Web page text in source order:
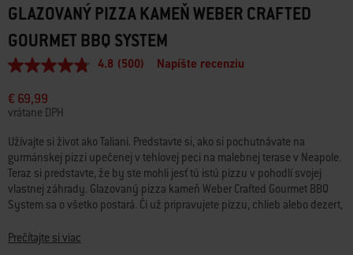
GLAZOVANÝ PIZZA KAMEŇ WEBER CRAFTED
GOURMET BBQ SYSTEM
4.8
5
hviezdičiek,
priemerná
hodnota
hodnotenia.
Read
500
Reviews.
Odkaz
na
istú
stránku.
4.8 (500) Napíšte recenziu
€ 69,99
vrátane DPH
Užívajte si život ako Taliani. Predstavte si, ako si pochutnávate na
gurmánskej pizzi upečenej v tehlovej peci na malebnej terase v Neapole.
Teraz si predstavte, že by ste mohli jesť tú istú pizzu v pohodlí svojej
vlastnej záhrady. Glazovaný pizza kameň Weber Crafted Gourmet BBQ
System sa o všetko postará. Či už pripravujete pizzu, chlieb alebo dezert,
Prečítajte si viac